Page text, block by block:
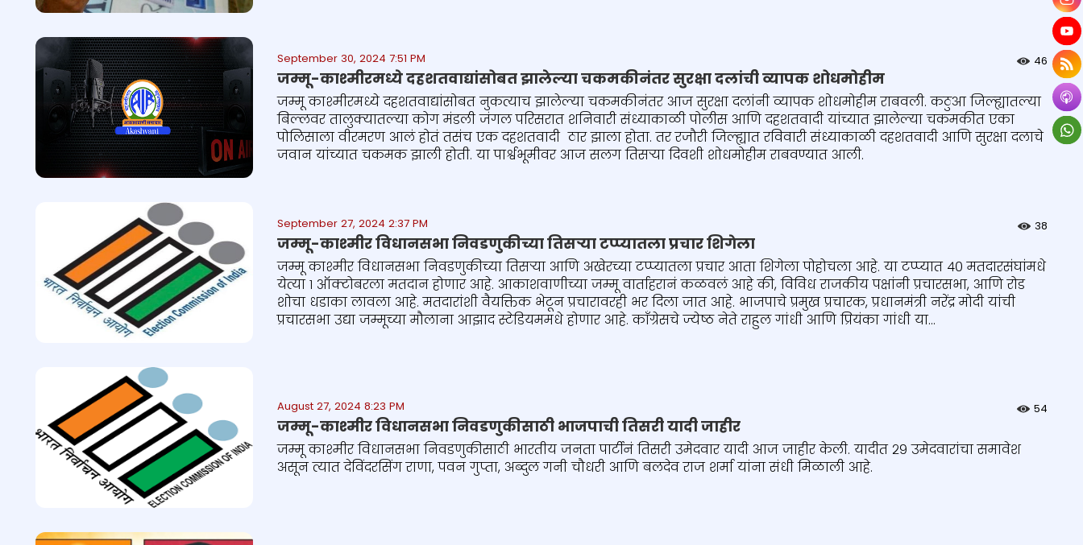
September 30, 2024 7:51 PM 46
जम्मू-काश्मीरमध्ये दहशतवाद्यांसोबत झालेल्या चकमकीनंतर सुरक्षा दलांची व्यापक शोधमोहीम
जम्मू काश्मीरमध्ये दहशतवाद्यांसोबत नुकत्याच झालेल्या चकमकीनंतर आज सुरक्षा दलांनी व्यापक शोधमोहीम राबवली. कठुआ जिल्ह्यातल्या
बिल्लवर तालुक्यातल्या कोग मंडली जंगल परिसरात शनिवारी संध्याकाळी पोलीस आणि दहशतवादी यांच्यात झालेल्या चकमकीत एका
पोलिसाला वीरमरण आलं होतं तसंच एक दहशतवादी ठार झाला होता. तर रजौरी जिल्ह्यात रविवारी संध्याकाळी दहशतवादी आणि सुरक्षा दलाचे
जवान यांच्यात चकमक झाली होती. या पार्श्वभूमीवर आज सलग तिसऱ्या दिवशी शोधमोहीम राबवण्यात आली.
September 27, 2024 2:37 PM 38
जम्मू-काश्मीर विधानसभा निवडणुकीच्या तिसऱ्या टप्प्यातला प्रचार शिगेला
जम्मू काश्मीर विधानसभा निवडणुकीच्या तिसऱ्या आणि अखेरच्या टप्प्यातला प्रचार आता शिगेला पोहोचला आहे. या टप्प्यात ४० मतदारसंघांमधे
येत्या १ ऑक्टोबरला मतदान होणार आहे. आकाशवाणीच्या जम्मू वार्ताहरानं कळवलं आहे की, विविध राजकीय पक्षांनी प्रचारसभा, आणि रोड
शोचा धडाका लावला आहे. मतदारांशी वैयक्तिक भेटून प्रचारावरही भर दिला जात आहे. भाजपाचे प्रमुख प्रचारक, प्रधानमंत्री नरेंद्र मोदी यांची
प्रचारसभा उद्या जम्मूच्या मौलाना आझाद स्टेडियममधे होणार आहे. काँग्रेसचे ज्येष्ठ नेते राहुल गांधी आणि प्रियंका गांधी या...
August 27, 2024 8:23 PM 54
जम्मू-काश्मीर विधानसभा निवडणुकीसाठी भाजपाची तिसरी यादी जाहीर
जम्मू काश्मीर विधानसभा निवडणुकीसाठी भारतीय जनता पार्टीनं तिसरी उमेदवार यादी आज जाहीर केली. यादीत २९ उमेदवारांचा समावेश
असून त्यात देविंदरसिंग राणा, पवन गुप्ता, अब्दुल गनी चौधरी आणि बलदेव राज शर्मा यांना संधी मिळाली आहे.